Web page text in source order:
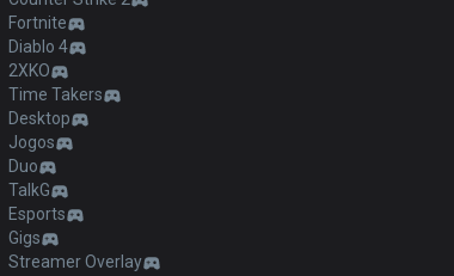
Fortnite
Diablo 4
2XKO
Time Takers
Desktop
Jogos
Duo
TalkG
Esports
Gigs
Streamer Overlay